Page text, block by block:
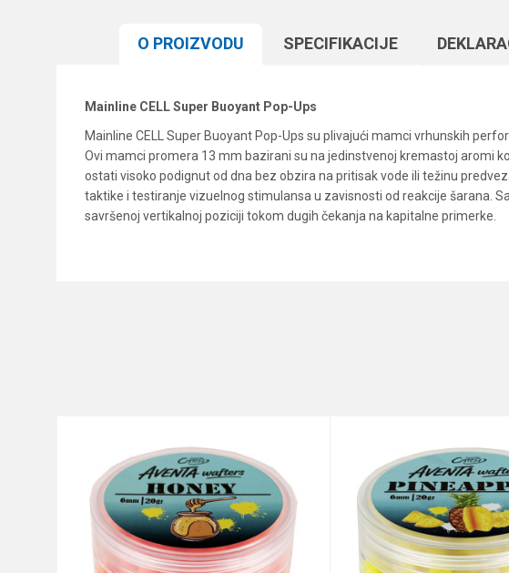
O PROIZVODU SPECIFIKACIJЕ
Mainline CELL Super Buoyant Pop-Ups
Mainline CELL Super Buoyant Pop-Ups su plivajući mamci vrhunskih
Ovi mamci promera 13 mm bazirani su na jedinstvenoj kremastoj aromi
ostati visoko podignut od dna bez obzira na pritisak vode ili težinu
taktike i testiranje vizuelnog stimulansa u zavisnosti od reakcije šarana.
savršenoj vertikalnoj poziciji tokom dugih čekanja na kapitalne primerke.
Anti-spam zaštita - izračunajte koliko je 6 - 1 :